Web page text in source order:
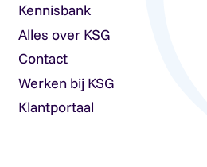
Kennisbank
Alles over KSG
Contact
Werken bij KSG
Klantportaal